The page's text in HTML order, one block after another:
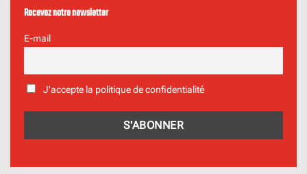
Recevez notre newsletter
E-mail
J'accepte la politique de confidentialité